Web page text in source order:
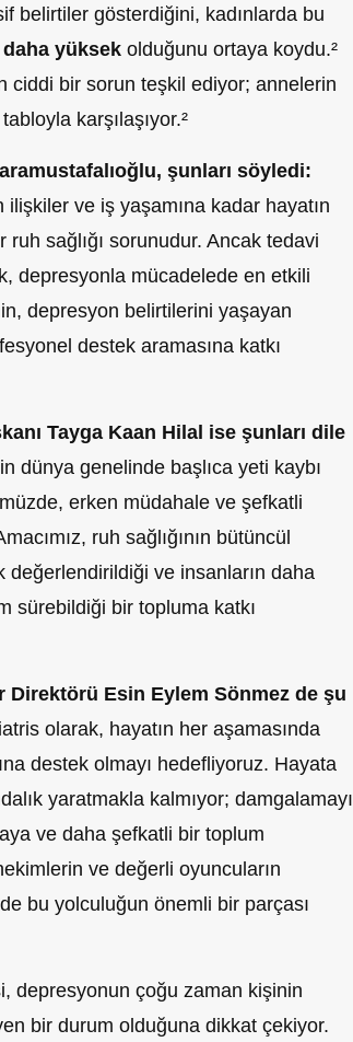
belirtiler gösterdiğini, kadınlarda bu
daha yüksek olduğunu ortaya koydu.²
ciddi bir sorun teşkil ediyor; annelerin
karşılaşıyor.²
şunları söyledi:
ve iş yaşamına kadar hayatın
sağlığı sorunudur. Ancak tedavi
depresyonla mücadelede en etkili
depresyon belirtilerini yaşayan
destek aramasına katkı
Tayga Kaan Hilal ise şunları dile
dünya genelinde başlıca yeti kaybı
erken müdahale ve şefkatli
ruh sağlığının bütüncül
değerlendirildiği ve insanların daha
sürebildiği bir topluma katkı
Esin Eylem Sönmez de şu
olarak, hayatın her aşamasında
destek olmayı hedefliyoruz. Hayata
yaratmakla kalmıyor; damgalamayı
ve daha şefkatli bir toplum
ve değerli oyuncuların
bu yolculuğun önemli bir parçası
depresyonun çoğu zaman kişinin
bir durum olduğuna dikkat çekiyor.